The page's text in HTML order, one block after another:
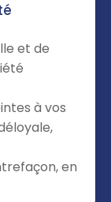
et de
à vos
en